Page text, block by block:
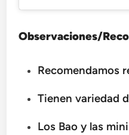
Observaciones/
Recomendamos
Tienen variedad
Los Bao y las